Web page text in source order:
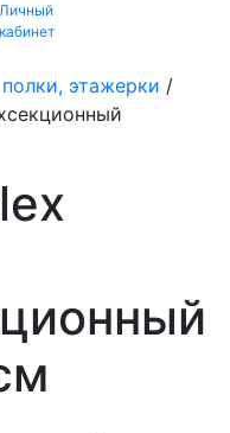
Личный
кабинет
этажерки /